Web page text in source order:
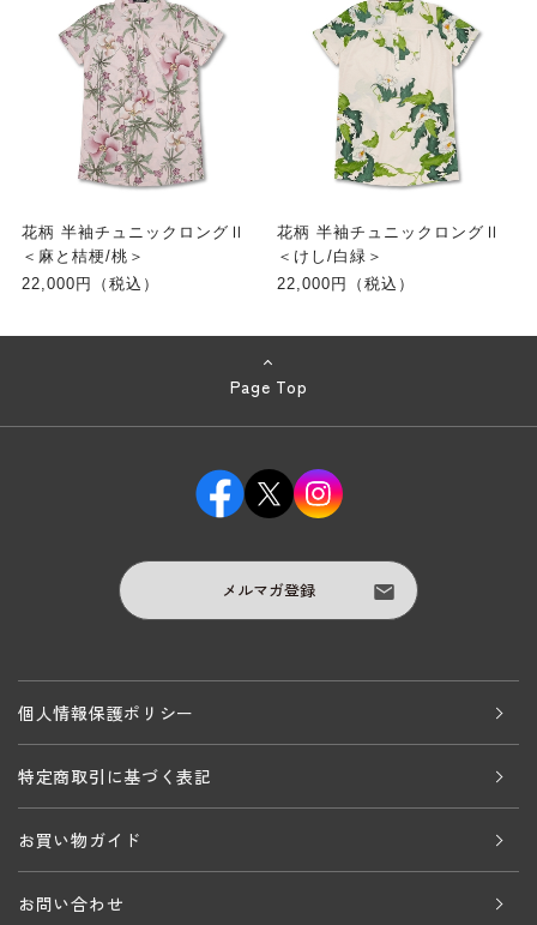
花柄 半袖チュニックロングⅡ
＜麻と桔梗/桃＞
22,000円（税込）
花柄 半袖チュニックロングⅡ
＜けし/白緑＞
22,000円（税込）
Page Top
メルマガ登録
個人情報保護ポリシー
特定商取引に基づく表記
お買い物ガイド
お問い合わせ